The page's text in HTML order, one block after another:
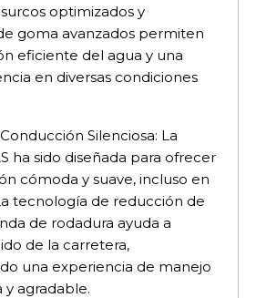
optimizados y
goma avanzados permiten
eficiente del agua y una
en diversas condiciones
Silenciosa: La
ha sido diseñada para ofrecer
cómoda y suave, incluso en
tecnología de reducción de
de rodadura ayuda a
de la carretera,
una experiencia de manejo
y agradable.